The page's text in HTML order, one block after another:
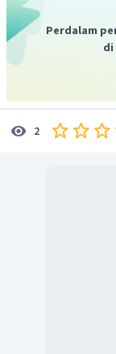
sumber daya
Dengan
pertanyaan di
Perdalam
di
2